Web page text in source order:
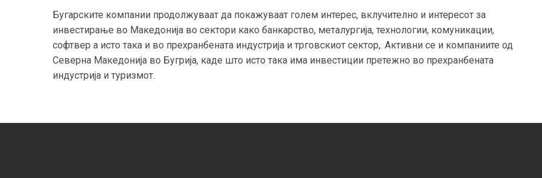
Бугарските компании продолжуваат да покажуваат голем интерес, вклучително и интересот за
инвестирање во Македонија во сектори како банкарство, металургија, технологии, комуникации,
софтвер а исто така и во прехранбената индустрија и трговскиот сектор,. Активни се и компаниите од
Северна Македонија во Бугрија, каде што исто така има инвестиции претежно во прехранбената
индустрија и туризмот.